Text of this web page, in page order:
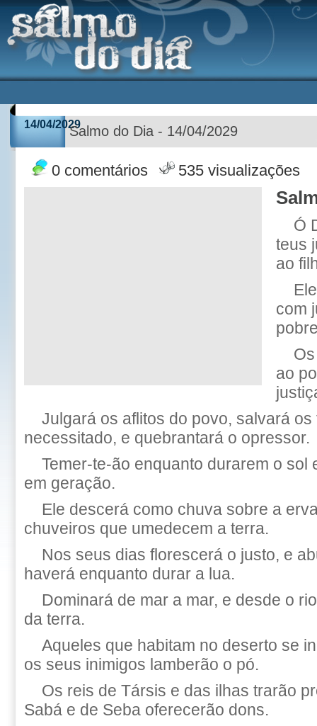
14/04/2029Salmo do Dia - 14/04/2029
0 comentários 535 visualizações
Ó
teus
ao
com
ao
Julgará os aflitos do povo, salvará os
necessitado, e quebrantará o opressor.
Temer-te-ão enquanto durarem o sol
em geração.
Ele descerá como chuva sobre a
chuveiros que umedecem a terra.
Nos seus dias florescerá o justo, e
haverá enquanto durar a lua.
Dominará de mar a mar, e desde o
da terra.
Aqueles que habitam no deserto se
os seus inimigos lamberão o pó.
Os reis de Társis e das ilhas trarão
Sabá e de Seba oferecerão dons.